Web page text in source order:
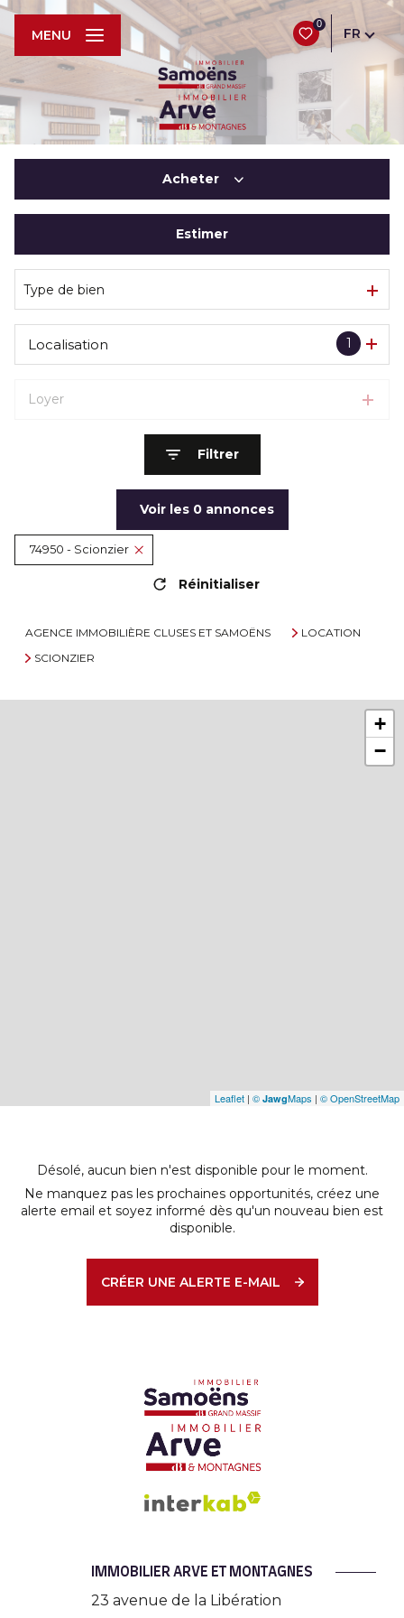
0
FR
MENU
Acheter
De l'immo pro
Estimer
Type de bien
1
Localisation
Loyer
Filtrer
Voir les 0annonces
74950 - Scionzier
Réinitialiser
AGENCE IMMOBILIÈRE CLUSES ET SAMOËNS
LOCATION
SCIONZIER
+
−
Leaflet | © JawgMaps | © OpenStreetMap
Désolé, aucun bien n'est disponible pour le moment.
Ne manquez pas les prochaines opportunités, créez une
alerte email et soyez informé dès qu'un nouveau bien est
disponible.
CRÉER UNE ALERTE E-MAIL
IMMOBILIER ARVE ET MONTAGNES
23 avenue de la Libération